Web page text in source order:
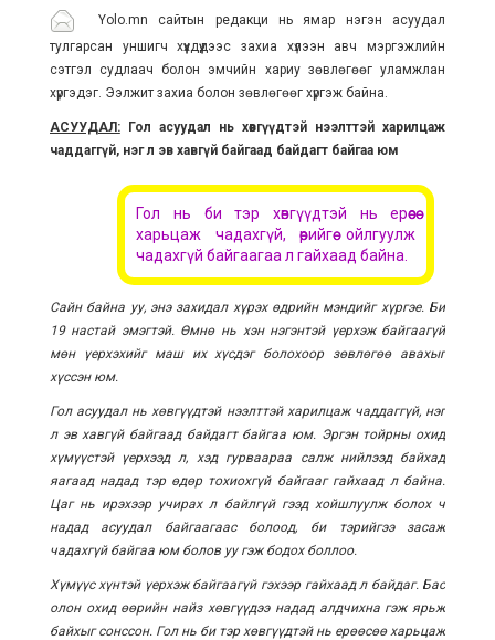
Yolo.mn сайтын редакци нь ямар нэгэн асуудал
тулгарсан уншигч хүүхдүүдээс захиа хүлээн авч мэргэжлийн
сэтгэл судлаач болон эмчийн хариу зөвлөгөөг уламжлан
хүргэдэг. Ээлжит захиа болон зөвлөгөөг хүргэж байна.
АСУУДАЛ:Гол асуудал нь хөвгүүдтэй нээлттэй харилцаж
чаддаггүй, нэг л эв хавгүй байгаад байдагт байгаа юм
Гол нь би тэр хөвгүүдтэй нь ерөөсөө
харьцаж чадахгүй, өөрийгөө ойлгуулж
чадахгүй байгаагаа л гайхаад байна.
Сайн байна уу, энэ захидал хүрэх өдрийн мэндийг хүргэе. Би
19 настай эмэгтэй. Өмнө нь хэн нэгэнтэй үерхэж байгаагүй
мөн үерхэхийг маш их хүсдэг болохоор зөвлөгөө авахыг
хүссэн юм.
Гол асуудал нь хөвгүүдтэй нээлттэй харилцаж чаддаггүй, нэг
л эв хавгүй байгаад байдагт байгаа юм. Эргэн тойрны охид
хүмүүстэй үерхээд л, хэд гурваараа салж нийлээд байхад
яагаад надад тэр өдөр тохиохгүй байгааг гайхаад л байна.
Цаг нь ирэхээр учирах л байлгүй гээд хойшлуулж болох ч
надад асуудал байгаагаас болоод, би тэрийгээ засаж
чадахгүй байгаа юм болов уу гэж бодох боллоо.
Хүмүүс хүнтэй үерхэж байгаагүй гэхээр гайхаад л байдаг. Бас
олон охид өөрийн найз хөвгүүдээ надад алдчихна гэж ярьж
байхыг сонссон. Гол нь би тэр хөвгүүдтэй нь ерөөсөө харьцаж